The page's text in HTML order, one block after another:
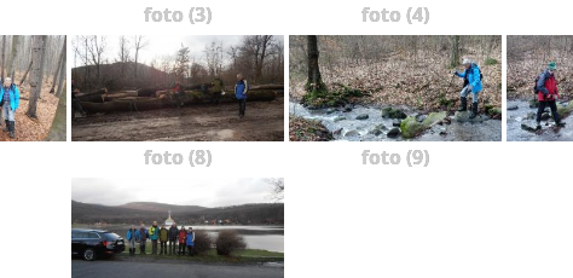
foto (3) foto (4)
foto (8) foto (9)